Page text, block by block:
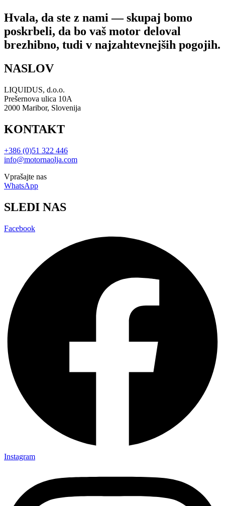
Hvala, da ste z nami — skupaj bomo
poskrbeli, da bo vaš motor deloval
brezhibno, tudi v najzahtevnejših pogojih.
NASLOV
LIQUIDUS, d.o.o.
Prešernova ulica 10A
2000 Maribor, Slovenija
KONTAKT
+386 (0)51 322 446
info@motornaolja.com
Vprašajte nas
WhatsApp
SLEDI NAS
Facebook
Instagram